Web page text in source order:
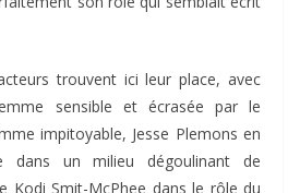
trouvent ici leur place, avec
sensible et écrasée par le
impitoyable, Jesse Plemons en
dans un milieu dégoulinant de
Kodi Smit-McPhee dans le rôle du